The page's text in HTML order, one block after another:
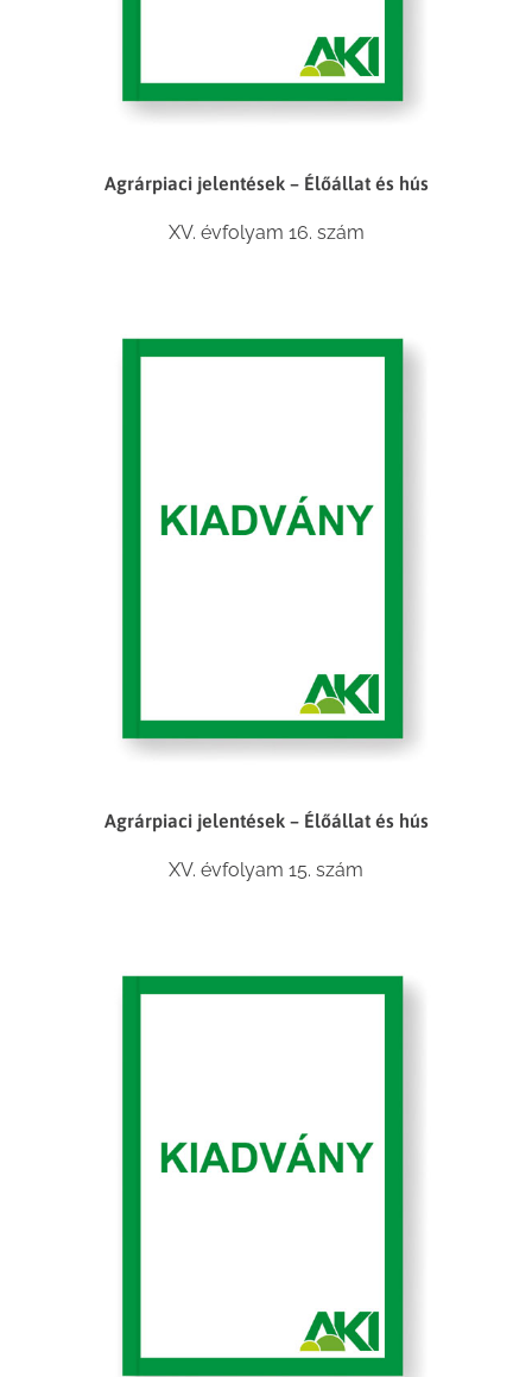
Agrárpiaci jelentések – Élőállat és hús
XV. évfolyam 16. szám
Agrárpiaci jelentések – Élőállat és hús
XV. évfolyam 15. szám